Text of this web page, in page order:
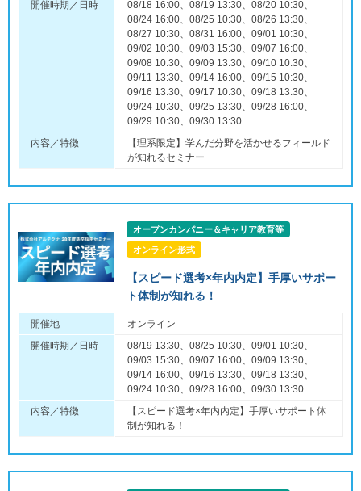
開催時期／日時
08/18 16:00、08/19 13:30、08/20 10:30、
08/24 16:00、08/25 10:30、08/26 13:30、
08/27 10:30、08/31 16:00、09/01 10:30、
09/02 10:30、09/03 15:30、09/07 16:00、
09/08 10:30、09/09 13:30、09/10 10:30、
09/11 13:30、09/14 16:00、09/15 10:30、
09/16 13:30、09/17 10:30、09/18 13:30、
09/24 10:30、09/25 13:30、09/28 16:00、
09/29 10:30、09/30 13:30
内容／特徴
【理系限定】学んだ分野を活かせるフィールド
が知れるセミナー
オープンカンパニー＆キャリア教育等
オンライン形式
【スピード選考×年内内定】手厚いサポー
ト体制が知れる！
開催地
オンライン
開催時期／日時
08/19 13:30、08/25 10:30、09/01 10:30、
09/03 15:30、09/07 16:00、09/09 13:30、
09/14 16:00、09/16 13:30、09/18 13:30、
09/24 10:30、09/28 16:00、09/30 13:30
内容／特徴
【スピード選考×年内内定】手厚いサポート体
制が知れる！